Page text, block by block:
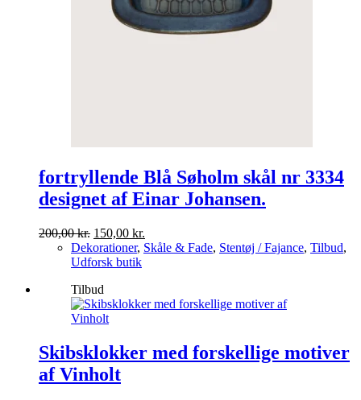
fortryllende Blå Søholm skål nr 3334
designet af Einar Johansen.
200,00kr. Den
oprindelige
pris
200,00 kr..
150,00 kr.
aktuelle
Dekorationer, Skåle & Fade, Stentøj / Fajance, Tilbud,
Udforsk butik
Tilbud
Skibsklokker med forskellige motiver
af Vinholt